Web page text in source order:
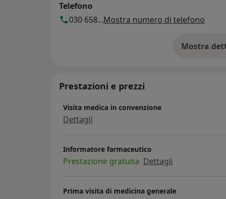
Telefono
030 658...Mostra numero di telefono
Mostra
Prestazioni e prezzi
Visita medica in convenzione
Dettagli
Informatore farmaceutico
Prestazione gratuita Dettagli
Prima visita di medicina generale